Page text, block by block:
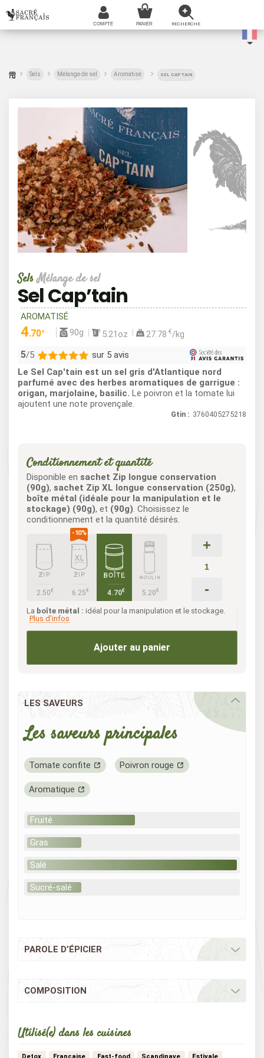
Sels Melange de sel Aromatise SEL CAP TAIN
SelsMélange de sel
Sel Cap’tain
AROMATISÉ
4.70 € 90g 5.21oz 27.78 €/kg
5/5 sur 5 avis
5
0
Le Sel Cap'tain est un sel gris d'Atlantique nord
parfumé avec des herbes aromatiques de garrigue :
origan, marjolaine, basilic. Le poivron et la tomate lui
ajoutent une note provençale.
Gtin : 3760405275218
Conditionnement et quantité
Disponible en sachet Zip longue conservation
(90g), sachet Zip XL longue conservation (250g),
boîte métal (idéale pour la manipulation et le
stockage) (90g), et (90g) . Choisissez le
conditionnement et la quantité désirés.
2.50€ 6.25€ 4.70€
La boîte métal : idéal pour la manipulation et le stockage.
Plus d'infos
5.20€
+
-
Ajouter au panier
LES SAVEURS
Les saveurs principales
Tomate confite Poivron rouge
Aromatique
Fruité
Gras
Salé
Sucré-salé
PAROLE D’ÉPICIER
COMPOSITION
Utilisé(e) dans les cuisines
Detox Francaise Fast-food Scandinave Estivale